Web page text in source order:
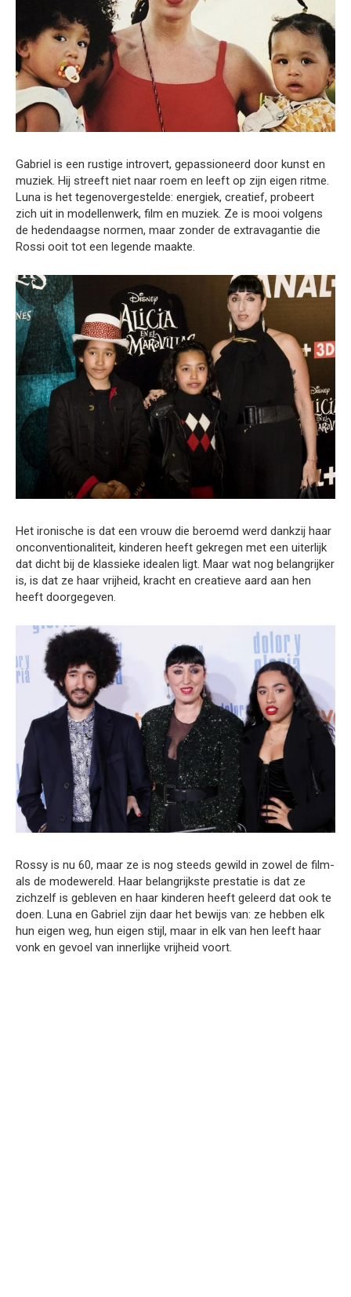
Gabriel is een rustige introvert, gepassioneerd door kunst en
muziek. Hij streeft niet naar roem en leeft op zijn eigen ritme.
Luna is het tegenovergestelde: energiek, creatief, probeert
zich uit in modellenwerk, film en muziek. Ze is mooi volgens
de hedendaagse normen, maar zonder de extravagantie die
Rossi ooit tot een legende maakte.
Het ironische is dat een vrouw die beroemd werd dankzij haar
onconventionaliteit, kinderen heeft gekregen met een uiterlijk
dat dicht bij de klassieke idealen ligt. Maar wat nog belangrijker
is, is dat ze haar vrijheid, kracht en creatieve aard aan hen
heeft doorgegeven.
Rossy is nu 60, maar ze is nog steeds gewild in zowel de film-
als de modewereld. Haar belangrijkste prestatie is dat ze
zichzelf is gebleven en haar kinderen heeft geleerd dat ook te
doen. Luna en Gabriel zijn daar het bewijs van: ze hebben elk
hun eigen weg, hun eigen stijl, maar in elk van hen leeft haar
vonk en gevoel van innerlijke vrijheid voort.